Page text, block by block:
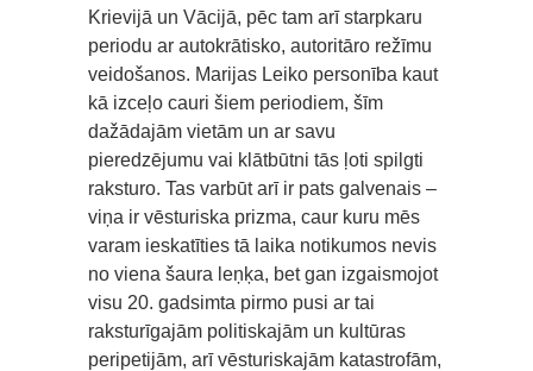
Krievijā un Vācijā, pēc tam arī starpkaru
periodu ar autokrātisko, autoritāro režīmu
veidošanos. Marijas Leiko personība kaut
kā izceļo cauri šiem periodiem, šīm
dažādajām vietām un ar savu
pieredzējumu vai klātbūtni tās ļoti spilgti
raksturo. Tas varbūt arī ir pats galvenais –
viņa ir vēsturiska prizma, caur kuru mēs
varam ieskatīties tā laika notikumos nevis
no viena šaura leņķa, bet gan izgaismojot
visu 20. gadsimta pirmo pusi ar tai
raksturīgajām politiskajām un kultūras
peripetijām, arī vēsturiskajām katastrofām,